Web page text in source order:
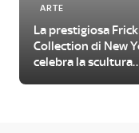
ARTE
La prestigiosa Frick
Collection di New
celebra la scultura